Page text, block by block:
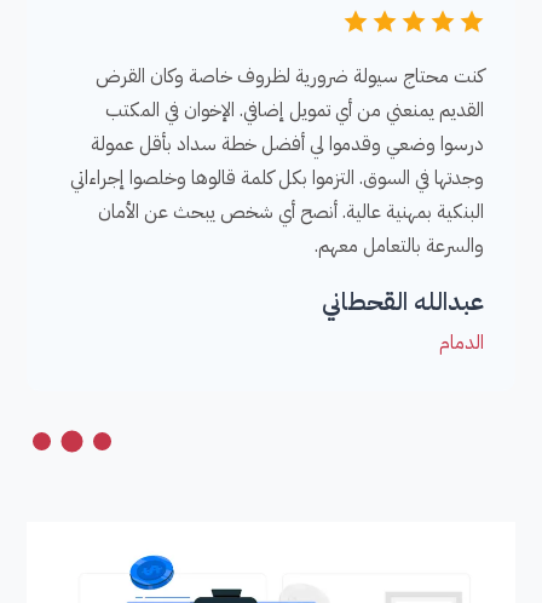
كنت محتاج سيولة ضرورية لظروف خاصة وكان القرض
القديم يمنعني من أي تمويل إضافي. الإخوان في المكتب
درسوا وضعي وقدموا لي أفضل خطة سداد بأقل عمولة
وجدتها في السوق. التزموا بكل كلمة قالوها وخلصوا إجراءاتي
البنكية بمهنية عالية. أنصح أي شخص يبحث عن الأمان
والسرعة بالتعامل معهم.
عبدالله القحطاني
الدمام